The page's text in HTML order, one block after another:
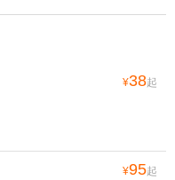
¥38起
¥95起